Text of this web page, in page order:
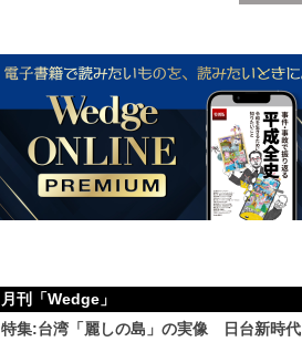
月刊「Wedge」
特集:台湾「麗しの島」の実像 日台新時代